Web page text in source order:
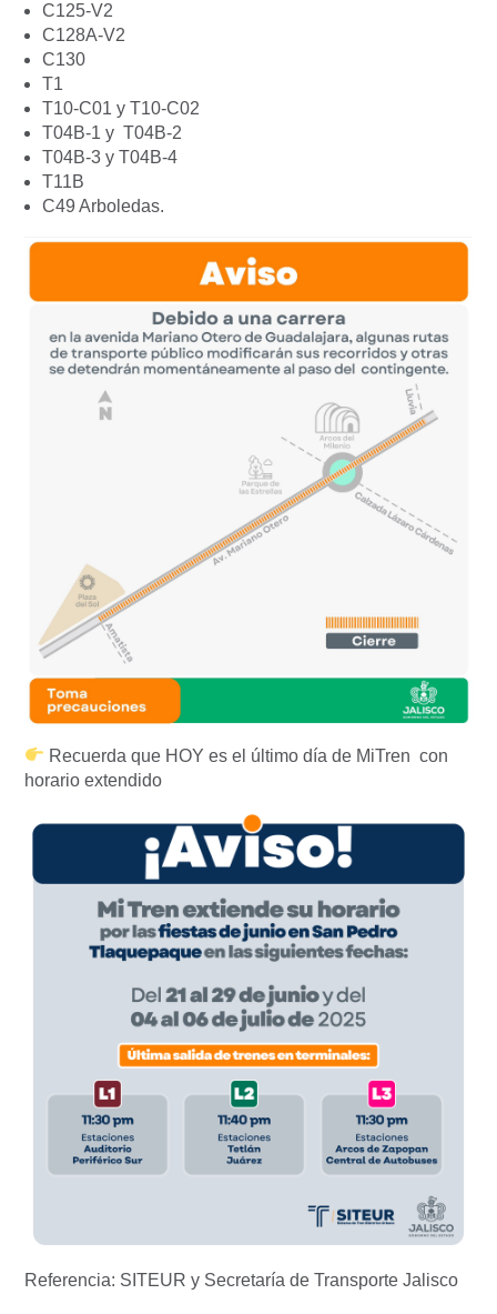
C125-V2
C128A-V2
C130
T1
T10-C01 y T10-C02
T04B-1 y T04B-2
T04B-3 y T04B-4
T11B
C49 Arboledas.
Recuerda que HOY es el último día de MiTren con
horario extendido
Referencia: SITEUR y Secretaría de Transporte Jalisco